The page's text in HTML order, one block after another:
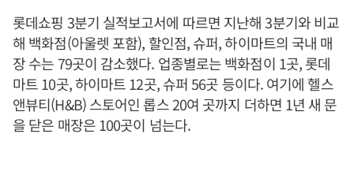
롯데쇼핑 3분기 실적보고서에 따르면 지난해 3분기와 비교
해 백화점(아울렛 포함), 할인점, 슈퍼, 하이마트의 국내 매
장 수는 79곳이 감소했다. 업종별로는 백화점이 1곳, 롯데
마트 10곳, 하이마트 12곳, 슈퍼 56곳 등이다. 여기에 헬스
앤뷰티(H&B) 스토어인 롭스 20여 곳까지 더하면 1년 새 문
을 닫은 매장은 100곳이 넘는다.